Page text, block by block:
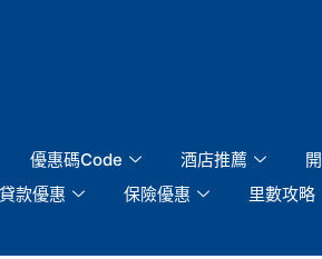
優惠碼Code 酒店推薦
款優惠 保險優惠 里數攻略